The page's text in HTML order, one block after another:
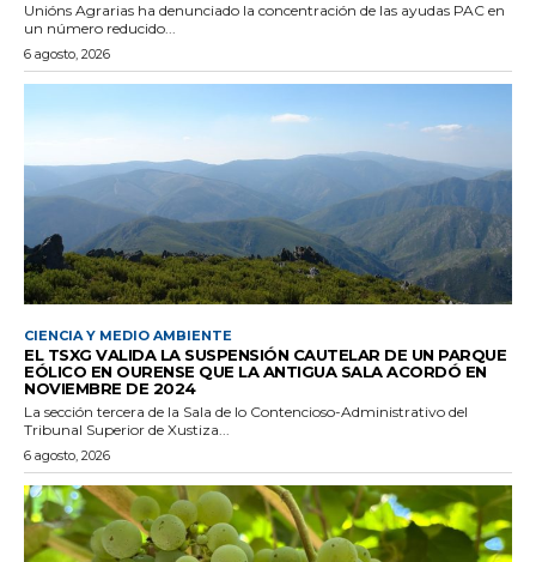
Unións Agrarias ha denunciado la concentración de las ayudas PAC en
un número reducido...
6 agosto, 2026
CIENCIA Y MEDIO AMBIENTE
EL TSXG VALIDA LA SUSPENSIÓN CAUTELAR DE UN PARQUE
EÓLICO EN OURENSE QUE LA ANTIGUA SALA ACORDÓ EN
NOVIEMBRE DE 2024
La sección tercera de la Sala de lo Contencioso-Administrativo del
Tribunal Superior de Xustiza...
6 agosto, 2026